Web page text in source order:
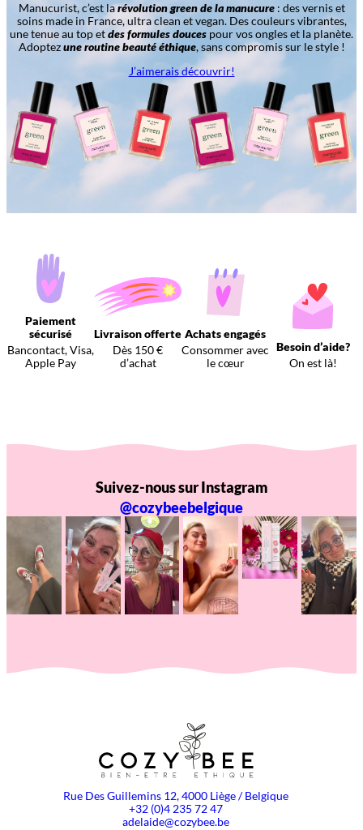
Manucurist, c’est larévolution green de la manucure: des vernis et
soins made in France, ultra clean et vegan. Des couleurs vibrantes,
une tenue au top etdes formules douces pour vos ongles et la planète.
Adoptezune routine beauté éthique, sans compromis sur le style !
J’aimerais découvrir!
Paiement
sécurisé
Bancontact, Visa,
Apple Pay
Livraison offerte
Dès 150 €
d’achat
Achats engagés
Consommer avec
le cœur
Besoin d’aide?
On est là!
Suivez-nous sur Instagram
@cozybeebelgique
Rue Des Guillemins 12, 4000 Liège / Belgique
+32 (0)4 235 72 47
adelaide@cozybee.be